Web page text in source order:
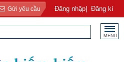
Gửi yêu cầu Đăng nhập| Đăng kí
MENU